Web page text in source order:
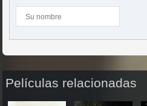
Películas relacionadas